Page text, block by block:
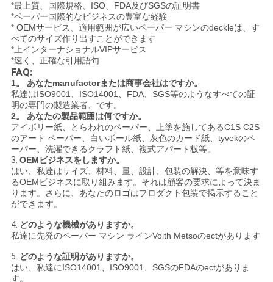
プ
ラ
イ
バ
シ
ー
ポ
リ
シ
ー
*最上質、国際規格、ISO、FDA及びSGSの証明書
*ペーパー国際的なビジネスの豊富な経験
* OEMサービス、適用範囲が広いペーパー マシンのdeckleは、す
べてのサイズ作り出すことができます
*上インターナショナルVIPサービス
*速く、正確な引用語句
FAQ:
1。 あなたmanufactorまたは商事会社はですか。
私達はISO9001、ISO14001、FDA、SGS等のようなすべての証
明の専門の製造業者、です。
2。 あなたの製品範囲は何ですか。
アイボリー紙、とらわれのペーパー、上塗を施してあるC1S C2S
のアート ペーパー、白いボール紙、灰色のカード紙、tyvekのペ
ーパー、洗濯できるクラフト紙、複式アパート板等。
3. OEMビジネスをしますか。
はい、私達はサイズ、材料、量、設計、包装の解決、等を意味す
るOEMビジネスに取り組みます。それは顧客の要求によって決ま
ります。さらに、あなたのロゴはプロダクト包装で掲示すること
ができます。
4. どのような機械がありますか。
私達に先発のペーパー マシン ラインVoith Metsoのectがあります
5. どのような証明がありますか。
はい、私達にISO14001、ISO9001、SGSのFDAのectがありま
す。